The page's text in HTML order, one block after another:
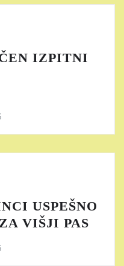
IZPITNI
USPEŠNO
VIŠJI PAS